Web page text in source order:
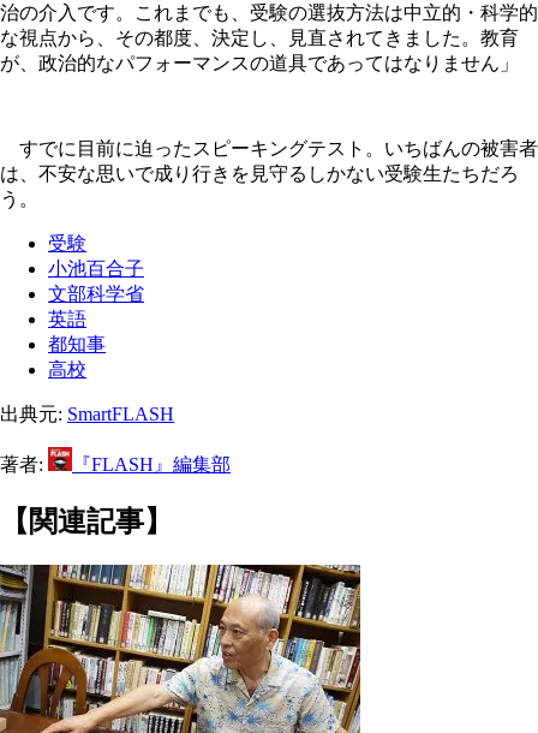
治の介入です。これまでも、受験の選抜方法は中立的・科学的
な視点から、その都度、決定し、見直されてきました。教育
が、政治的なパフォーマンスの道具であってはなりません」
すでに目前に迫ったスピーキングテスト。いちばんの被害者
は、不安な思いで成り行きを見守るしかない受験生たちだろ
う。
受験
小池百合子
文部科学省
英語
都知事
高校
出典元: SmartFLASH
著者: 『FLASH』編集部
【関連記事】